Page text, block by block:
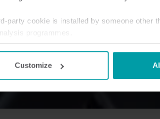
party cookie is installed by someone other
programmes.
from the Cookie Declarationhere.
Customize